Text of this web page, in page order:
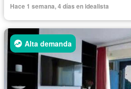
Hace 1 semana, 4 días en idealista
Alta demanda